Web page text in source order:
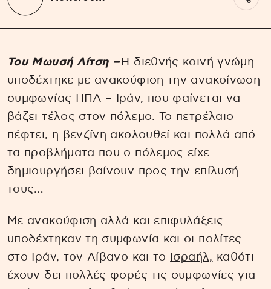
Toυ Μωυσή Λίτση – Η διεθνής κοινή γνώμη
υποδέχτηκε με ανακούφιση την ανακοίνωση
συμφωνίας ΗΠΑ – Ιράν, που φαίνεται να
βάζει τέλος στον πόλεμο. Το πετρέλαιο
πέφτει, η βενζίνη ακολουθεί και πολλά από
τα προβλήματα που ο πόλεμος είχε
δημιουργήσει βαίνουν προς την επίλυσή
τους…
Με ανακούφιση αλλά και επιφυλάξεις
υποδέχτηκαν τη συμφωνία και οι πολίτες
στο Ιράν, τον Λίβανο και το
Ισραήλ, καθότι
έχουν δει πολλές φορές τις συμφωνίες για